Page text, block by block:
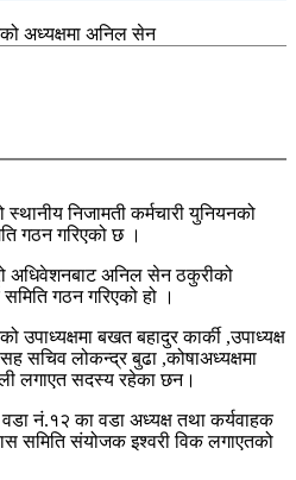
अध्यक्षमा अनिल सेन
निजामती कर्मचारी युनियनको
गठन गरिएको छ ।
अधिवेशनबाट अनिल सेन ठकुरीको
गठन गरिएको हो ।
उपाध्यक्षमा बखत बहादुर कार्की ,उपाध्यक्ष
सचिव लोकन्द्र बुढा ,कोषाअध्यक्षमा
लगाएत सदस्य रहेका छन।
नं.१२ का वडा अध्यक्ष तथा कर्यवाहक
समिति संयोजक इश्वरी विक लगाएतको